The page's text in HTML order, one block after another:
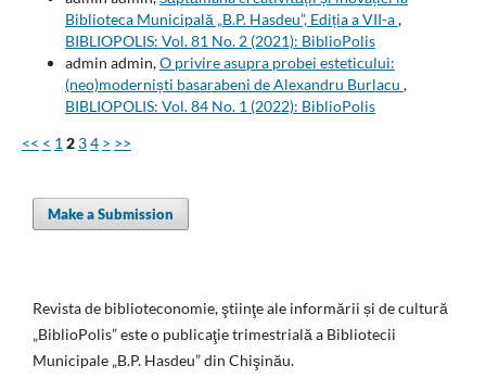
Biblioteca Municipală „B.P. Hasdeu”, Ediția a VII-a,
BIBLIOPOLIS: Vol. 81 No. 2 (2021): BiblioPolis
admin admin,O privire asupra probei esteticului:
(neo)moderniști basarabeni de Alexandru Burlacu ,
BIBLIOPOLIS: Vol. 84 No. 1 (2022): BiblioPolis
<< < 1 2 34 > >>
Make a Submission
Revista de biblioteconomie, ştiinţe ale informării și de cultură
„BiblioPolis” este o publicaţie trimestrială a Bibliotecii
Municipale „B.P. Hasdeu” din Chişinău.